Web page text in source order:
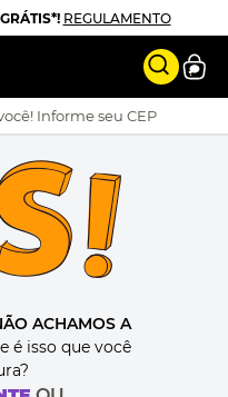
REGULAMENTO
Informe seu CEP
ACHAMOS A
é isso que você